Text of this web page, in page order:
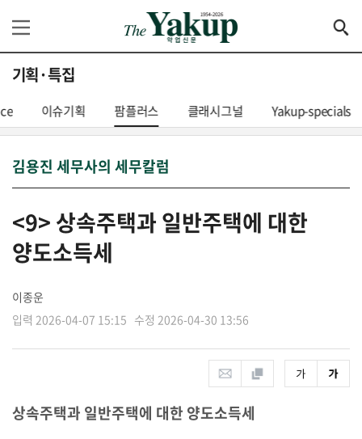
기획·특집
이슈기획 팜플러스 클래시그널 Yakup-specials
김용진 세무사의 세무칼럼
<9> 상속주택과 일반주택에 대한
양도소득세
이종운
입력 2026-04-07 15:15 수정 2026-04-30 13:56
상속주택과 일반주택에 대한 양도소득세